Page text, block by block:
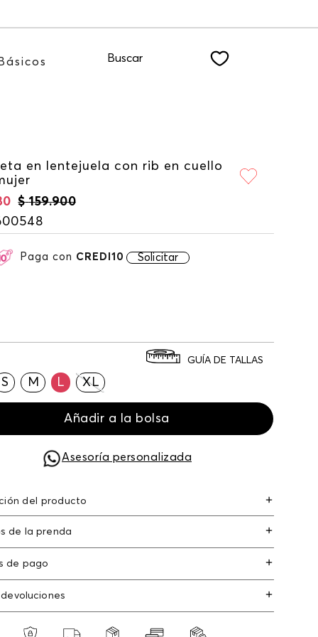
Básicos Buscar
en lentejuela con rib en cuello
$ 159.900
Paga con CREDI10 Solicitar
S M L XL
GUÍA DE TALLAS
Añadir a la bolsa
Asesoría personalizada
del producto
97% elastano 3%
de la prenda
de pago
de crédito: Visa, Dinners, Master Card y
débito: Maestro, Electron.
devoluciones